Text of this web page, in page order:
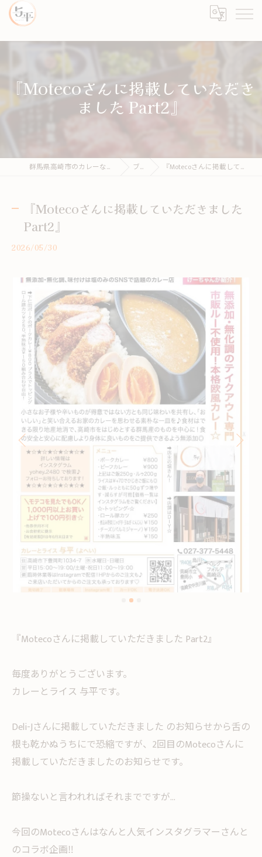
『Motecoさんに掲載していただき
ました Part2』
群馬県高崎市のカレーならカレーとライス 与平 ブログ 『Motecoさんに掲載していただきました Part2』
『Motecoさんに掲載していただきました
Part2』
2026/05/30
『Motecoさんに掲載していただきました Part2』
毎度ありがとうございます。
カレーとライス 与平です。
Deli-Jさんに掲載していただきました のお知らせから舌の
根も乾かぬうちにで恐縮ですが、2回目のMotecoさんに
掲載していただきましたのお知らせです。
節操ないと言われればそれまでですが...
今回のMotecoさんはなんと人気インスタグラマーさんと
のコラボ企画‼︎